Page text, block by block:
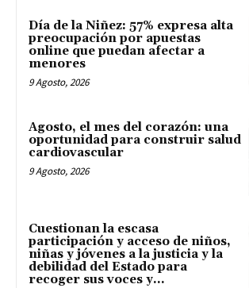
Día de la Niñez: 57% expresa alta
preocupación por apuestas
online que puedan afectar a
menores
9 Agosto, 2026
Agosto, el mes del corazón: una
oportunidad para construir salud
cardiovascular
9 Agosto, 2026
Cuestionan la escasa
participación y acceso de niños,
niñas y jóvenes a la justicia y la
debilidad del Estado para
recoger sus voces y...